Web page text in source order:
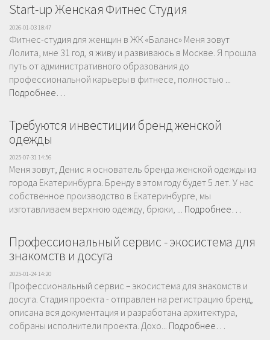
Start-up Женская Фитнес Студия
2026-01-03 18:47
Фитнес-студия для женщин в ЖК «Баланс» Меня зовут
Лолита, мне 31 год, я живу и развиваюсь в Москве. Я прошла
путь от административного образования до
профессиональной карьеры в фитнесе, полностью ...
Подробнее…
Требуются инвестиции бренд женской
одежды
2025-07-31 14:56
Меня зовут, Денис я основатель бренда женской одежды из
города Екатеринбурга. Бренду в этом году будет 5 лет. У нас
собственное производство в Екатеринбурге, мы
изготавливаем верхнюю одежду, брюки, ... Подробнее…
Профессиональный сервис - экосистема для
знакомств и досуга
2025-01-24 14:20
Профессиональный сервис – экосистема для знакомств и
досуга. Стадия проекта - отправлен на регистрацию бренд,
описана вся документация и разработана архитектура,
собраны исполнители проекта. Дохо... Подробнее…